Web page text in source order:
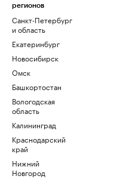
регионов
Санкт-Петербург
и область
Екатеринбург
Новосибирск
Омск
Башкортостан
Вологодская
область
Калининград
Краснодарский
край
Нижний
Новгород